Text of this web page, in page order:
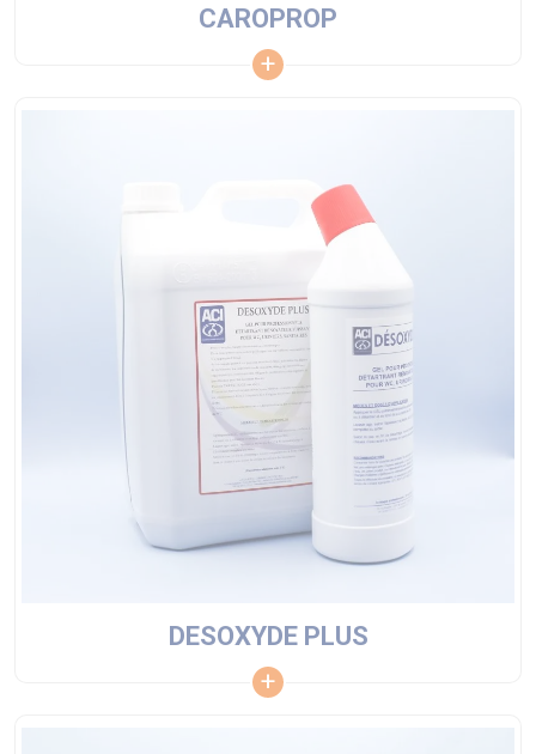
CAROPROP
DESOXYDE PLUS